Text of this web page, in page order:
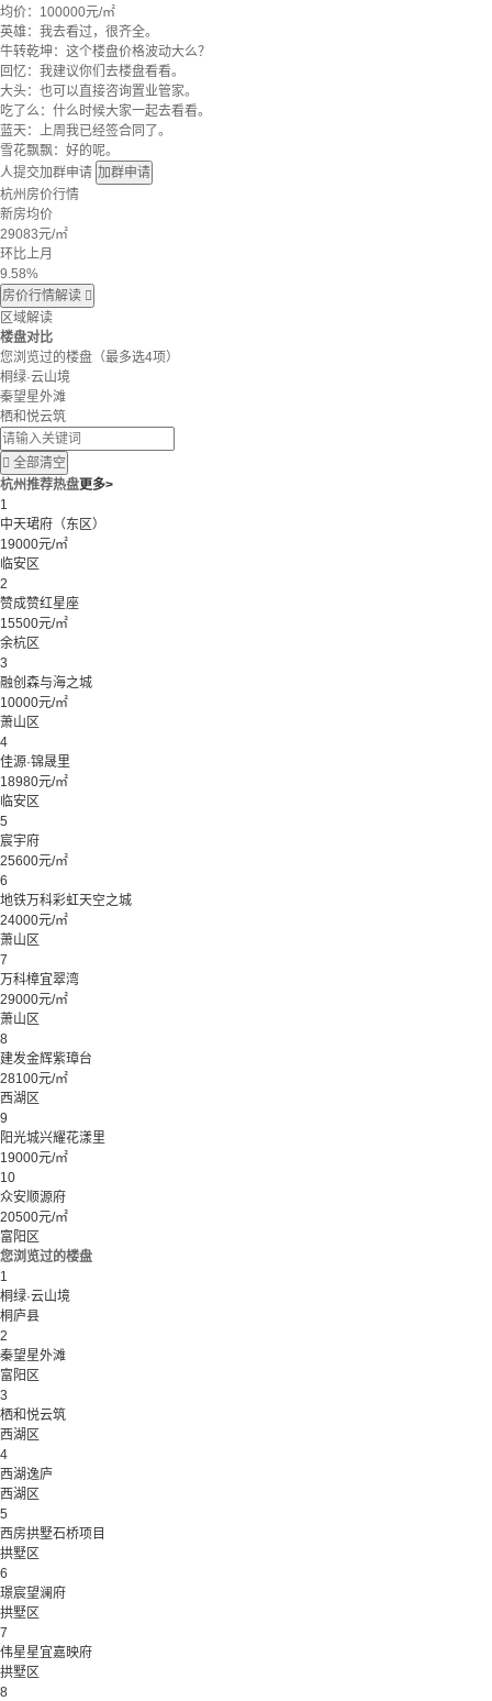
均价： 100000元/㎡
英雄：我去看过，很齐全。
牛转乾坤：这个楼盘价格波动大么？
回忆：我建议你们去楼盘看看。
大头：也可以直接咨询置业管家。
吃了么：什么时候大家一起去看看。
蓝天：上周我已经签合同了。
雪花飘飘：好的呢。
人提交加群申请 加群申请
杭州房价行情
新房均价
29083元/㎡
环比上月
9.58%
房价行情解读 
区域解读
楼盘对比
您浏览过的楼盘 （最多选4项）
桐绿·云山境
秦望星外滩
栖和悦云筑
 全部清空
杭州推荐热盘更多>
1
中天珺府（东区）
19000元/㎡
临安区
2
赞成赞红星座
15500元/㎡
余杭区
3
融创森与海之城
10000元/㎡
萧山区
4
佳源·锦晟里
18980元/㎡
临安区
5
宸宇府
25600元/㎡
6
地铁万科彩虹天空之城
24000元/㎡
萧山区
7
万科樟宜翠湾
29000元/㎡
萧山区
8
建发金辉紫璋台
28100元/㎡
西湖区
9
阳光城兴耀花漾里
19000元/㎡
10
众安顺源府
20500元/㎡
富阳区
您浏览过的楼盘
1
桐绿·云山境
桐庐县
2
秦望星外滩
富阳区
3
栖和悦云筑
西湖区
4
西湖逸庐
西湖区
5
西房拱墅石桥项目
拱墅区
6
璟宸望澜府
拱墅区
7
伟星星宜嘉映府
拱墅区
8